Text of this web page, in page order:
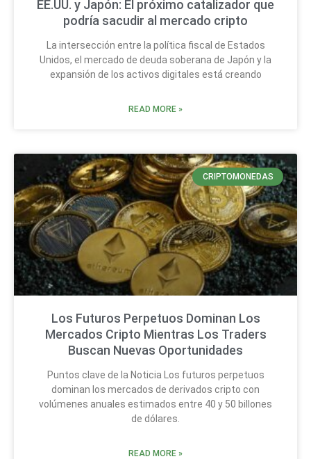
EE.UU. y Japón: El próximo catalizador que
podría sacudir al mercado cripto
La intersección entre la política fiscal de Estados
Unidos, el mercado de deuda soberana de Japón y la
expansión de los activos digitales está creando
READ MORE »
CRIPTOMONEDAS
Los Futuros Perpetuos Dominan Los
Mercados Cripto Mientras Los Traders
Buscan Nuevas Oportunidades
Puntos clave de la Noticia Los futuros perpetuos
dominan los mercados de derivados cripto con
volúmenes anuales estimados entre 40 y 50 billones
de dólares.
READ MORE »